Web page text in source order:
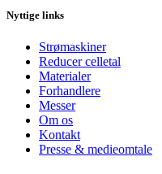
Nyttige links
Strømaskiner
Reducer celletal
Materialer
Forhandlere
Messer
Om os
Kontakt
Presse & medieomtale